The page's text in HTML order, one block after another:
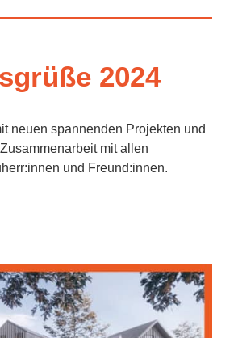
2024
neuen spannenden Projekten und
mit allen
und Freund:innen.